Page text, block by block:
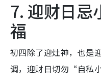
7. 迎财日忌
福
初四除了迎灶神，也是
调，迎财日切勿“自私